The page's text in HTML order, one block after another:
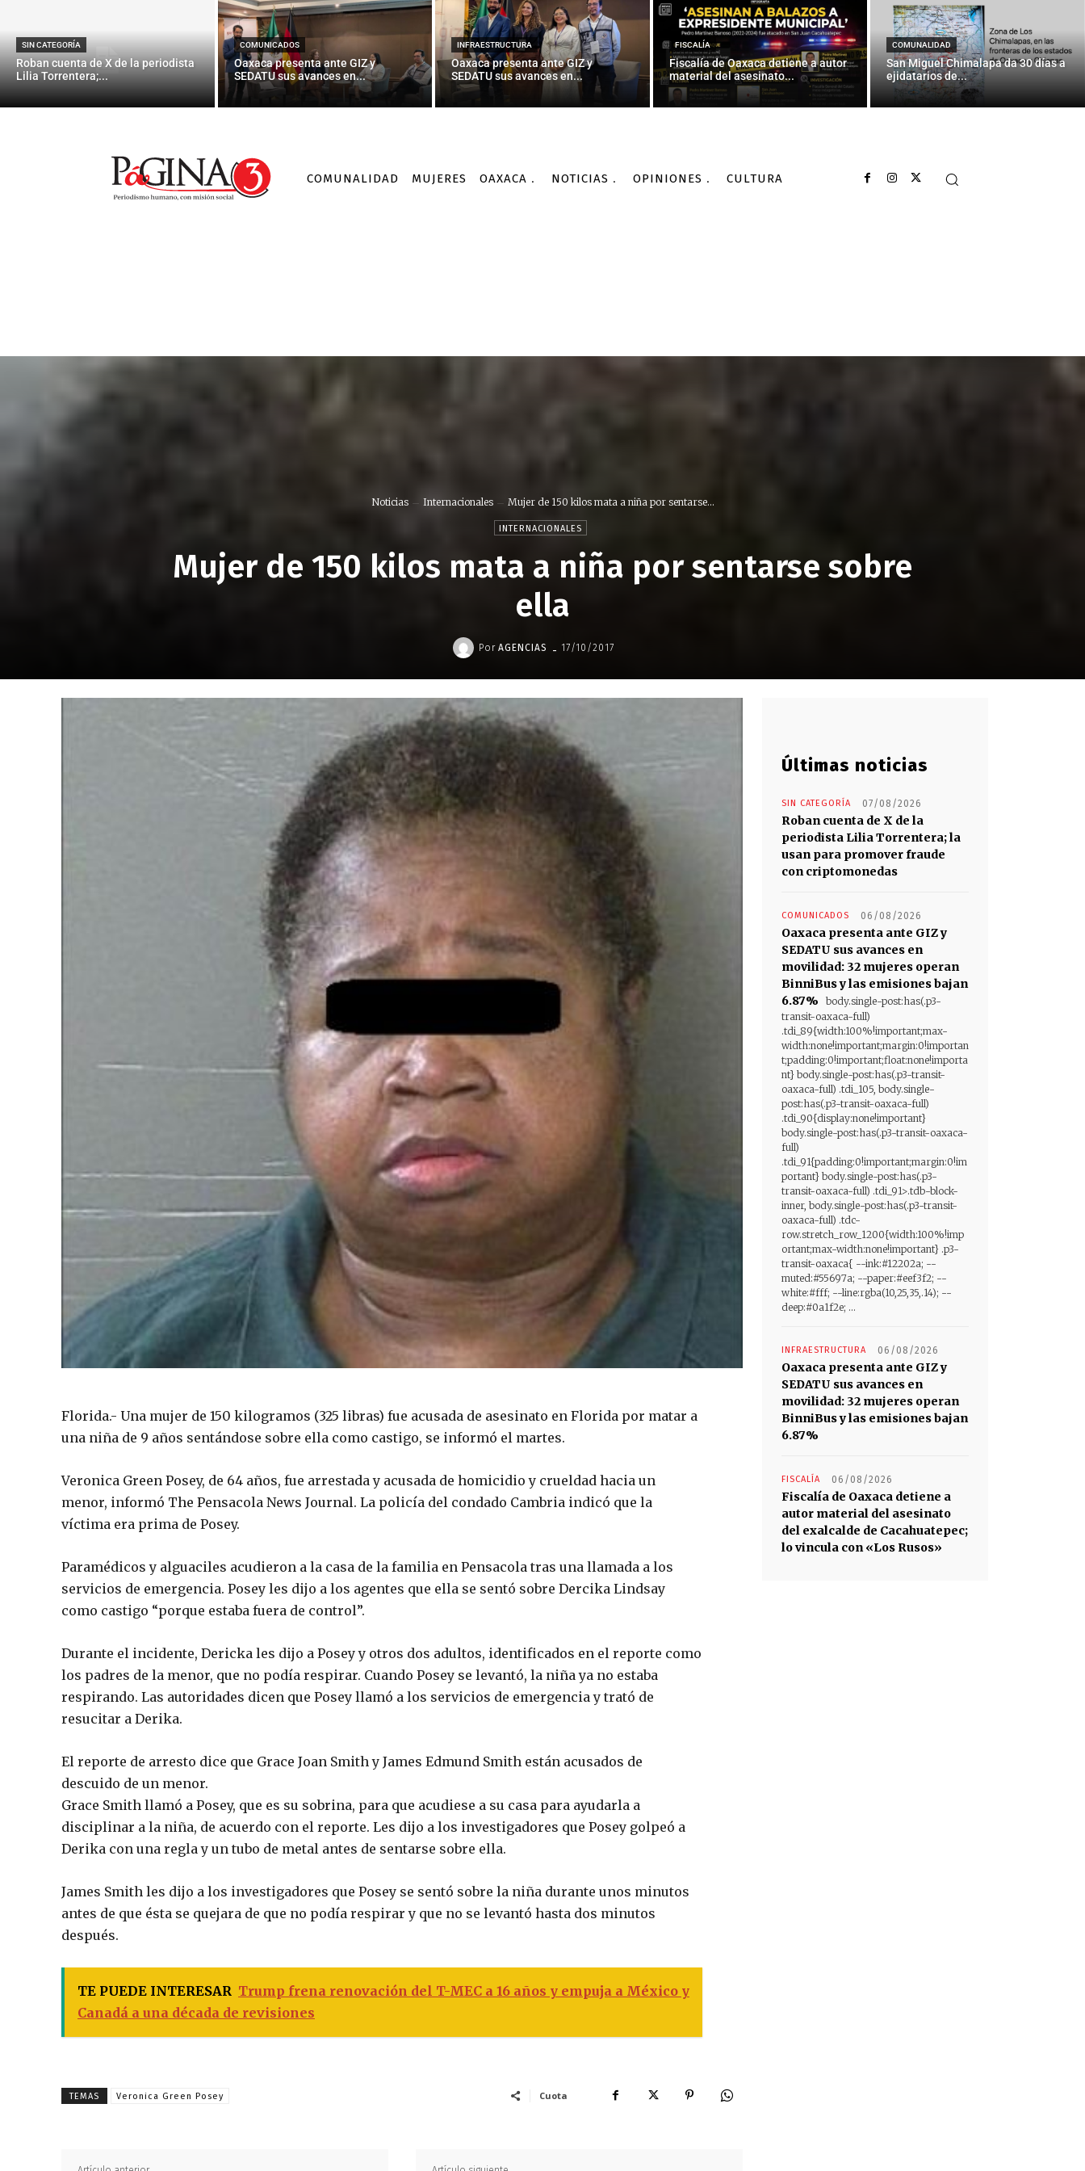
SIN CATEGORÍA
Roban cuenta de X de la periodista
Lilia Torrentera;...
COMUNICADOS
Oaxaca presenta ante GIZ y
SEDATU sus avances en...
INFRAESTRUCTURA
Oaxaca presenta ante GIZ y
SEDATU sus avances en...
FISCALÍA
Fiscalía de Oaxaca detiene a autor
material del asesinato...
COMUNALIDAD
San Miguel Chimalapa da 30 días a
ejidatarios de...
COMUNALIDAD MUJERES OAXACA NOTICIAS OPINIONES CULTURA
Noticias Internacionales Mujer de 150 kilos mata a niña por sentarse...
INTERNACIONALES
Mujer de 150 kilos mata a niña por sentarse sobre
ella
Por AGENCIAS - 17/10/2017
Florida.- Una mujer de 150 kilogramos (325 libras) fue acusada de asesinato en Florida por matar a
una niña de 9 años sentándose sobre ella como castigo, se informó el martes.
Veronica Green Posey, de 64 años, fue arrestada y acusada de homicidio y crueldad hacia un
menor, informó The Pensacola News Journal. La policía del condado Cambria indicó que la
víctima era prima de Posey.
Paramédicos y alguaciles acudieron a la casa de la familia en Pensacola tras una llamada a los
servicios de emergencia. Posey les dijo a los agentes que ella se sentó sobre Dercika Lindsay
como castigo “porque estaba fuera de control”.
Durante el incidente, Dericka les dijo a Posey y otros dos adultos, identificados en el reporte como
los padres de la menor, que no podía respirar. Cuando Posey se levantó, la niña ya no estaba
respirando. Las autoridades dicen que Posey llamó a los servicios de emergencia y trató de
resucitar a Derika.
El reporte de arresto dice que Grace Joan Smith y James Edmund Smith están acusados de
descuido de un menor.
Grace Smith llamó a Posey, que es su sobrina, para que acudiese a su casa para ayudarla a
disciplinar a la niña, de acuerdo con el reporte. Les dijo a los investigadores que Posey golpeó a
Derika con una regla y un tubo de metal antes de sentarse sobre ella.
James Smith les dijo a los investigadores que Posey se sentó sobre la niña durante unos minutos
antes de que ésta se quejara de que no podía respirar y que no se levantó hasta dos minutos
después.
TE PUEDE INTERESAR Trump frena renovación del T-MEC a 16 años y empuja a México y
Canadá a una década de revisiones
TEMAS Veronica Green Posey Cuota
Últimas noticias
SIN CATEGORÍA 07/08/2026
Roban cuenta de X de la
periodista Lilia Torrentera; la
usan para promover fraude
con criptomonedas
COMUNICADOS 06/08/2026
Oaxaca presenta ante GIZ y
SEDATU sus avances en
movilidad: 32 mujeres operan
BinniBus y las emisiones bajan
6.87%
body.single-post:has(.p3-
transit-oaxaca-full)
.tdi_89{width:100%!important;max-
width:none!important;margin:0!importan
t;padding:0!important;float:none!importa
nt} body.single-post:has(.p3-transit-
oaxaca-full) .tdi_105, body.single-
post:has(.p3-transit-oaxaca-full)
.tdi_90{display:none!important}
body.single-post:has(.p3-transit-oaxaca-
full)
.tdi_91{padding:0!important;margin:0!im
portant} body.single-post:has(.p3-
transit-oaxaca-full) .tdi_91>.tdb-block-
inner, body.single-post:has(.p3-transit-
oaxaca-full) .tdc-
row.stretch_row_1200{width:100%!imp
ortant;max-width:none!important} .p3-
transit-oaxaca{ --ink:#12202a; --
muted:#55697a; --paper:#eef3f2; --
white:#fff; --line:rgba(10,25,35,.14); --
deep:#0a1f2e; ...
INFRAESTRUCTURA 06/08/2026
Oaxaca presenta ante GIZ y
SEDATU sus avances en
movilidad: 32 mujeres operan
BinniBus y las emisiones bajan
6.87%
FISCALÍA 06/08/2026
Fiscalía de Oaxaca detiene a
autor material del asesinato
del exalcalde de Cacahuatepec;
lo vincula con «Los Rusos»